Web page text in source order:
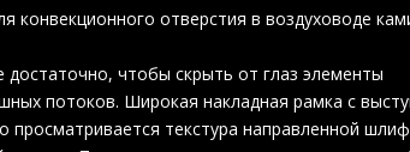
отверстия в воздуховоде
чтобы скрыть от глаз элементы
потоков. Широкая накладная рамка с
текстура направленной